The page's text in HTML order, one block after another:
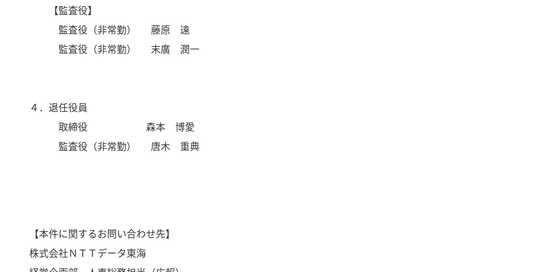
【監査役】
監査役（非常勤） 藤原 遠
監査役（非常勤） 末廣 潤一
４．退任役員
取締役 森本 博愛
監査役（非常勤） 唐木 重典
【本件に関するお問い合わせ先】
株式会社ＮＴＴデータ東海